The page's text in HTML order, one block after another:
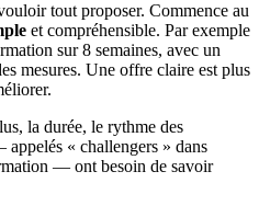
tout proposer. Commence au
et compréhensible. Par exemple
sur 8 semaines, avec un
mesures. Une offre claire est plus
la durée, le rythme des
« challengers » dans
— ont besoin de savoir